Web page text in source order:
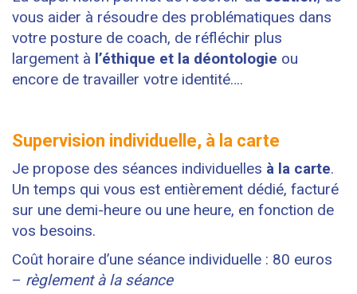
vous aider à résoudre des problématiques dans
votre posture de coach, de réfléchir plus
largement à l’éthique et la déontologie ou
encore de travailler votre identité….
Supervision individuelle, à la carte
Je propose des séances individuelles à la carte.
Un temps qui vous est entièrement dédié, facturé
sur une demi-heure ou une heure, en fonction de
vos besoins.
Coût horaire d’une séance individuelle : 80 euros
– règlement à la séance